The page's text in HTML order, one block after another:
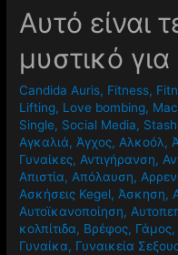
Αυτό είναι
μυστικό
Candida Auris, Fitness,
Lifting, Love bombing,
Single, Social Media,
Αγκαλιά,Άγχος,Αλκοόλ,
Γυναίκες,Αντιγήρανση,
Απιστία,Απόλαυση,
Ασκήσεις Kegel,Άσκηση,
Αυτοϊκανοποίηση,
κολπίτιδα, Βρέφος, Γάμος,
Γυναίκα, Γυναικεία